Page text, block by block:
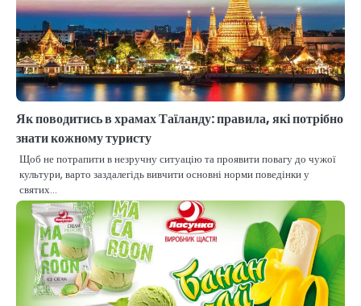
Як поводитись в храмах Таїланду: правила, які потрібно
знати кожному туристу
Щоб не потрапити в незручну ситуацію та проявити повагу до чужої
культури, варто заздалегідь вивчити основні норми поведінки у
святих…